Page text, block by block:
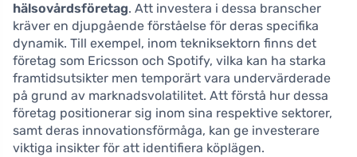
hälsovårdsföretag. Att investera i dessa branscher
kräver en djupgående förståelse för deras specifika
dynamik. Till exempel, inom tekniksektorn finns det
företag som Ericsson och Spotify, vilka kan ha starka
framtidsutsikter men temporärt vara undervärderade
på grund av marknadsvolatilitet. Att förstå hur dessa
företag positionerar sig inom sina respektive sektorer,
samt deras innovationsförmåga, kan ge investerare
viktiga insikter för att identifiera köplägen.